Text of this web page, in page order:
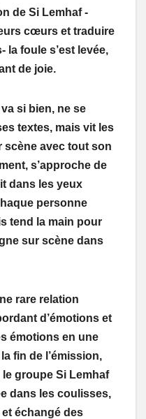
de Si Lemhaf -
cœurs et traduire
la foule s’est levée,
de joie.
si bien, ne se
textes, mais vit les
scène avec tout son
s’approche de
dans les yeux
personne
tend la main pour
sur scène dans
rare relation
d’émotions et
émotions en une
fin de l’émission,
groupe Si Lemhaf
dans les coulisses,
échangé des